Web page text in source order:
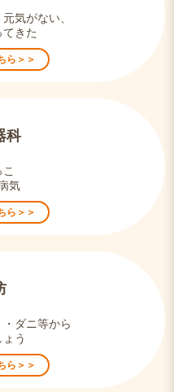
気がない、
きた
ら＞＞
科
気
ら＞＞
ダニ等から
う
ら＞＞